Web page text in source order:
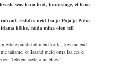
seas tema teod, tunnistage, et tema
ristides neid Isa ja Poja ja Püha
kõike, mida mina olen teil
puudutab meid kõiki, kes me end
tahame, et Issand meid oma Isa ees ei
Tehkem seda oma eluga!